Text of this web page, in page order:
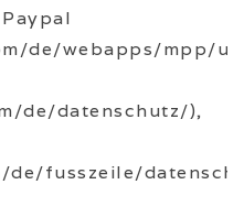
de/webapps/mpp/
de/datenschutz/),
de/fusszeile/